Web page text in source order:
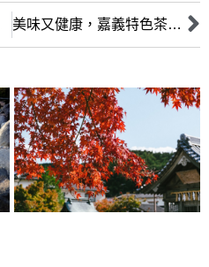
美味又健康，嘉義特色茶飲對身體的益處